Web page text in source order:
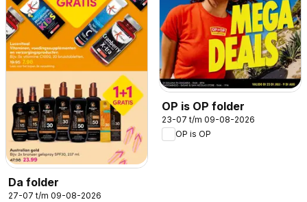
Da folder
27-07 t/m 09-08-2026
OP is OP folder
23-07 t/m 09-08-2026
OP is OP